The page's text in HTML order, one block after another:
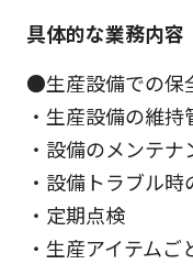
具体的な業務内容
●生産設備での保
・生産設備の維持
・設備のメンテナ
・設備トラブル
・定期点検
・生産アイテム